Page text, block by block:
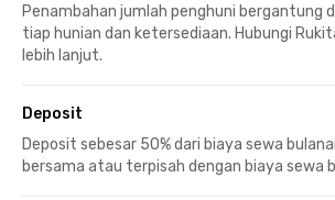
Penambahan jumlah penghuni bergantung
tiap hunian dan ketersediaan. Hubungi
lebih lanjut.
Deposit
Deposit sebesar 50% dari biaya sewa
bersama atau terpisah dengan biaya sewa